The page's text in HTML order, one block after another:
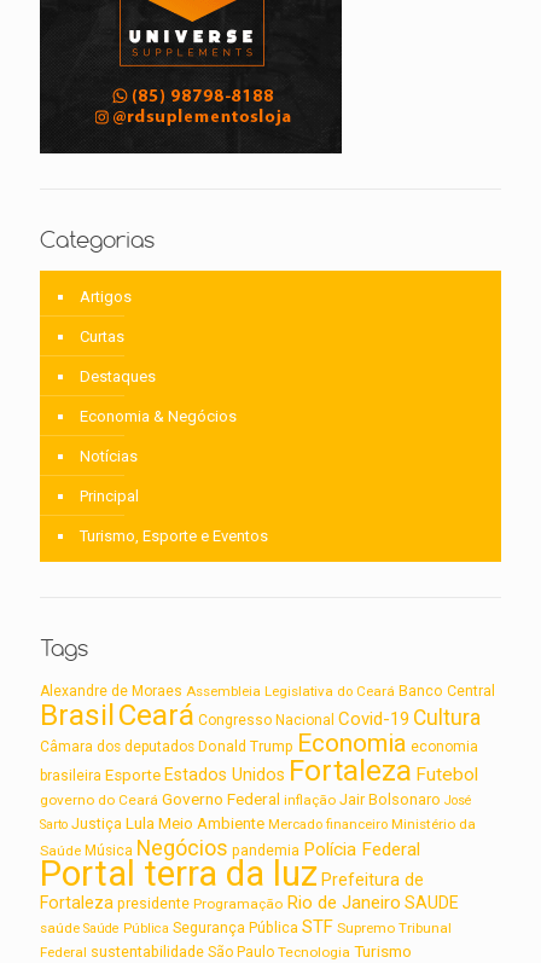
Categorias
Artigos
Curtas
Destaques
Economia & Negócios
Notícias
Principal
Turismo, Esporte e Eventos
Tags
Alexandre de Moraes Assembleia Legislativa do Ceará Banco Central
BrasilCeará Congresso Nacional Covid-19 Cultura
Câmara dos deputados Donald Trump Economia economia
brasileira Esporte Estados Unidos Fortaleza Futebol
governo do Ceará Governo Federal inflação Jair Bolsonaro José
Sarto Justiça Lula Meio Ambiente Mercado financeiro Ministério da
Saúde Música Negócios pandemia Polícia Federal
Portal terra da luz Prefeitura de
Fortaleza presidente Programação Rio de Janeiro SAUDE
saúde Saúde Pública Segurança Pública STF Supremo Tribunal
Federal sustentabilidade São Paulo Tecnologia Turismo